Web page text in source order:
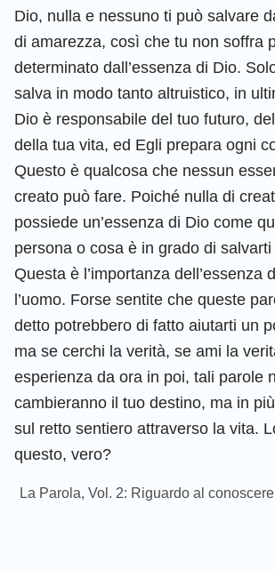
Dio, nulla e nessuno ti può salvare
di amarezza, così che tu non soffra
determinato dall’essenza di Dio.
salva in modo tanto altruistico, in
Dio è responsabile del tuo futuro,
della tua vita, ed Egli prepara ogni
Questo è qualcosa che nessun
creato può fare. Poiché nulla di
possiede un’essenza di Dio come
persona o cosa è in grado di
Questa è l’importanza dell’essenza
l’uomo. Forse sentite che queste
detto potrebbero di fatto aiutarti un
ma se cerchi la verità, se ami la
esperienza da ora in poi, tali parole
cambieranno il tuo destino, ma in
sul retto sentiero attraverso la vita.
questo, vero?
La Parola, Vol. 2: Riguardo al